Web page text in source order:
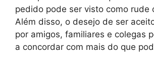
pedido pode ser visto como rude
Além disso, o desejo de ser
por amigos, familiares e colegas
a concordar com mais do que